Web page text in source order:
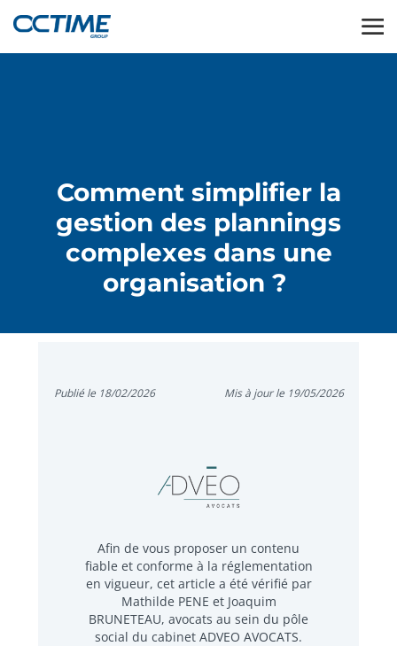
Comment simplifier la
gestion des plannings
complexes dans une
organisation ?
Publié le 18/02/2026 Mis à jour le 19/05/2026
Afin de vous proposer un contenu
fiable et conforme à la réglementation
en vigueur, cet article a été vérifié par
Mathilde PENE et Joaquim
BRUNETEAU, avocats au sein du pôle
social du cabinet ADVEO AVOCATS.